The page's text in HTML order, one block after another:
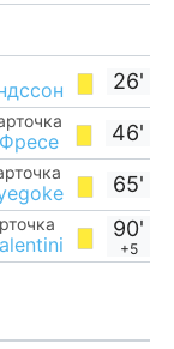
26'
46'
65'
90'
+5